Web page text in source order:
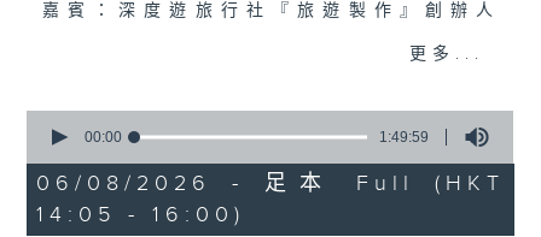
嘉賓：深度遊旅行社『旅遊製作』創辦人
城際東莞西聯絡線開通
嘉賓：珠江之聲 譚震
更多...
seconds
1
hour,
49
00:00 1:49:59
06/08/2026 - 足本 Full (HKT
14:05 - 16:00)